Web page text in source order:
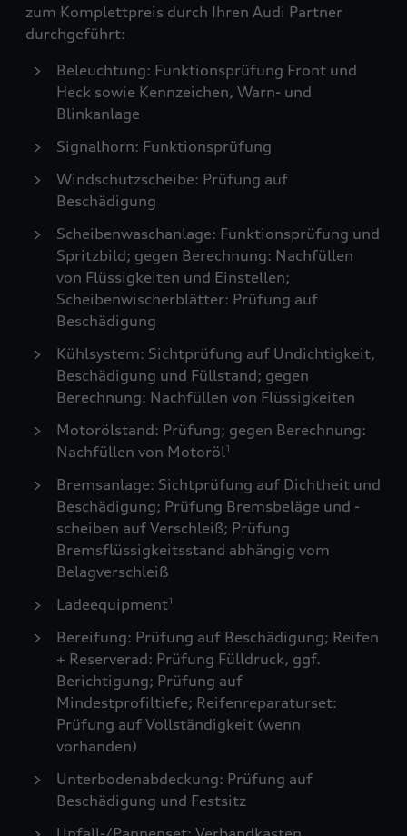
zum Komplettpreis durch Ihren Audi Partner
durchgeführt:
Beleuchtung: Funktionsprüfung Front und
Heck sowie Kennzeichen, Warn- und
Blinkanlage
Signalhorn: Funktionsprüfung
Windschutzscheibe: Prüfung auf
Beschädigung
Scheibenwaschanlage: Funktionsprüfung und
Spritzbild; gegen Berechnung: Nachfüllen
von Flüssigkeiten und Einstellen;
Scheibenwischerblätter: Prüfung auf
Beschädigung
Kühlsystem: Sichtprüfung auf Undichtigkeit,
Beschädigung und Füllstand; gegen
Berechnung: Nachfüllen von Flüssigkeiten
Motorölstand: Prüfung; gegen Berechnung:
Nachfüllen von Motoröl1
Bremsanlage: Sichtprüfung auf Dichtheit und
Beschädigung; Prüfung Bremsbeläge und -
scheiben auf Verschleiß; Prüfung
Bremsflüssigkeitsstand abhängig vom
Belagverschleiß
Ladeequipment1
Bereifung: Prüfung auf Beschädigung; Reifen
+ Reserverad: Prüfung Fülldruck, ggf.
Berichtigung; Prüfung auf
Mindestprofiltiefe; Reifenreparaturset:
Prüfung auf Vollständigkeit (wenn
vorhanden)
Unterbodenabdeckung: Prüfung auf
Beschädigung und Festsitz